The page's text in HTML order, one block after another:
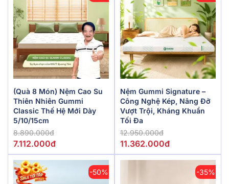
(Quà 8 Món) Nệm Cao Su
Thiên Nhiên Gummi
Classic Thế Hệ Mới Dày
5/10/15cm
8.890.000đ
7.112.000đ
Nệm Gummi Signature –
Công Nghệ Kép, Nâng Đỡ
Vượt Trội, Kháng Khuẩn
Tối Đa
12.950.000đ
11.362.000đ
-50% -35%